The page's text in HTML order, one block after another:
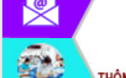
Xã Ea Phê gắn cải cách hành chính với
chuyển đổi số
Phó Chủ tịch Thường trực UBND tỉnh
Hồ Thị Nguyên Thảo làm việc tại Trung
tâm Phục vụ hành chính công xã Ea
Phê